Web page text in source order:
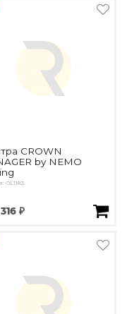
CROWN
by NEMO
OL1183
₽